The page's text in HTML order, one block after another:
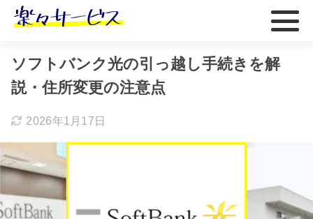
ホーム おすすめ
ソフトバンク光の引っ越し手続きを解
説・住所変更の注意点
2026年1月17日